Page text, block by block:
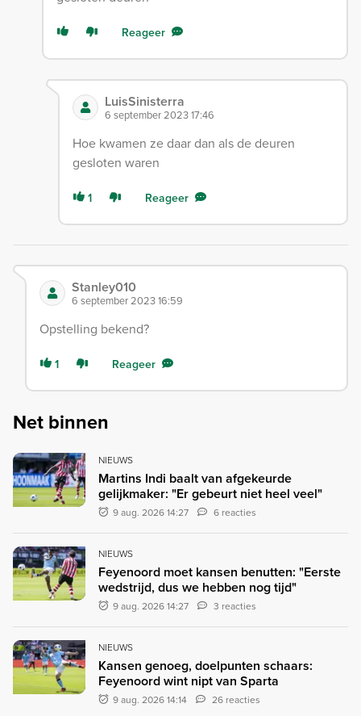
Reageer
LuisSinisterra
6 september 2023 17:46
Hoe kwamen ze daar dan als de deuren
gesloten waren
1 Reageer
Stanley010
6 september 2023 16:59
Opstelling bekend?
1 Reageer
Net binnen
NIEUWS
Martins Indi baalt van afgekeurde
gelijkmaker: "Er gebeurt niet heel veel"
9 aug. 2026 14:27 6 reacties
NIEUWS
Feyenoord moet kansen benutten: "Eerste
wedstrijd, dus we hebben nog tijd"
9 aug. 2026 14:27 3 reacties
NIEUWS
Kansen genoeg, doelpunten schaars:
Feyenoord wint nipt van Sparta
9 aug. 2026 14:14 26 reacties